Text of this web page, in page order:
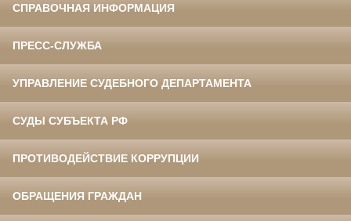
СПРАВОЧНАЯ ИНФОРМАЦИЯ
ПРЕСС-СЛУЖБА
УПРАВЛЕНИЕ СУДЕБНОГО ДЕПАРТАМЕНТА
СУДЫ СУБЪЕКТА РФ
ПРОТИВОДЕЙСТВИЕ КОРРУПЦИИ
ОБРАЩЕНИЯ ГРАЖДАН